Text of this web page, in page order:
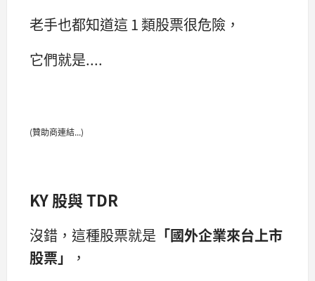
老手也都知道這 1 類股票很危險，
它們就是....
(贊助商連結...)
KY 股與 TDR
沒錯，這種股票就是 「國外企業來台上市
股票」
，